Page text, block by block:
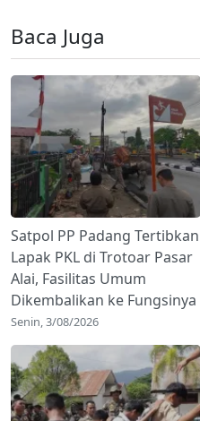
Baca Juga
Satpol PP Padang Tertibkan
Lapak PKL di Trotoar Pasar
Alai, Fasilitas Umum
Dikembalikan ke Fungsinya
Senin, 3/08/2026